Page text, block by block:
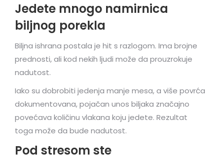
Jedete mnogo namirnica
biljnog porekla
Biljna ishrana postala je hit s razlogom. Ima brojne
prednosti, ali kod nekih ljudi može da prouzrokuje
nadutost.
Iako su dobrobiti jedenja manje mesa, a više povrća
dokumentovana, pojačan unos biljaka značajno
povećava količinu vlakana koju jedete. Rezultat
toga može da bude nadutost.
Pod stresom ste